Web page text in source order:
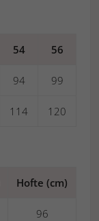
54 56
94 99
114 120
Hofte (cm)
96